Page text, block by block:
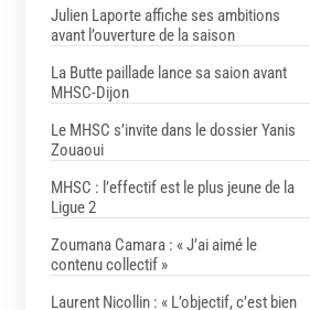
Julien Laporte affiche ses ambitions
avant l’ouverture de la saison
La Butte paillade lance sa saion avant
MHSC-Dijon
Le MHSC s’invite dans le dossier Yanis
Zouaoui
MHSC : l’effectif est le plus jeune de la
Ligue 2
Zoumana Camara : « J’ai aimé le
contenu collectif »
Laurent Nicollin : « L’objectif, c’est bien